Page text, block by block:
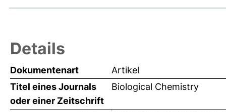
Details
Dokumentenart
Artikel
Titel eines Journals
oder einer Zeitschrift
Biological Chemistry